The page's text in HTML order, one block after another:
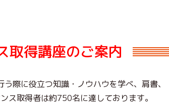
取得講座のご案内
際に役立つ知識・ノウハウを学べ、肩書、
ス取得者は約750名に達しております。